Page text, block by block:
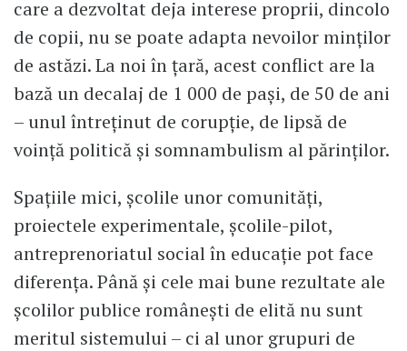
care a dezvoltat deja interese proprii, dincolo
de copii, nu se poate adapta nevoilor minților
de astăzi. La noi în țară, acest conflict are la
bază un decalaj de 1 000 de pași, de 50 de ani
– unul întreținut de corupție, de lipsă de
voință politică și somnambulism al părinților.
Spațiile mici, școlile unor comunități,
proiectele experimentale, școlile-pilot,
antreprenoriatul social în educație pot face
diferența. Până și cele mai bune rezultate ale
școlilor publice românești de elită nu sunt
meritul sistemului – ci al unor grupuri de